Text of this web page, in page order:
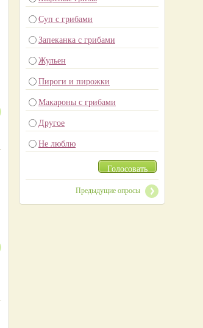
Суп с грибами
Запеканка с грибами
Жульен
Пироги и пирожки
Макароны с грибами
Другое
Не люблю
Голосовать
Предыдущие опросы